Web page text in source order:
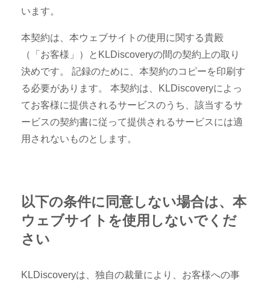
います。
本契約は、本ウェブサイトの使用に関する貴殿
（「お客様」）とKLDiscoveryの間の契約上の取り
決めです。 記録のために、本契約のコピーを印刷す
る必要があります。 本契約は、KLDiscoveryによっ
てお客様に提供されるサービスのうち、該当するサ
ービスの契約書に従って提供されるサービスには適
用されないものとします。
以下の条件に同意しない場合は、本
ウェブサイトを使用しないでくだ
さい
KLDiscoveryは、独自の裁量により、お客様への事